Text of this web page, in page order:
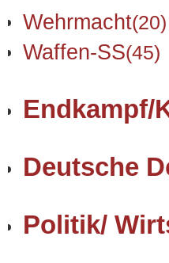
Wehrmacht(20)
Waffen-SS(45)
Endkampf/
Deutsche
Politik/